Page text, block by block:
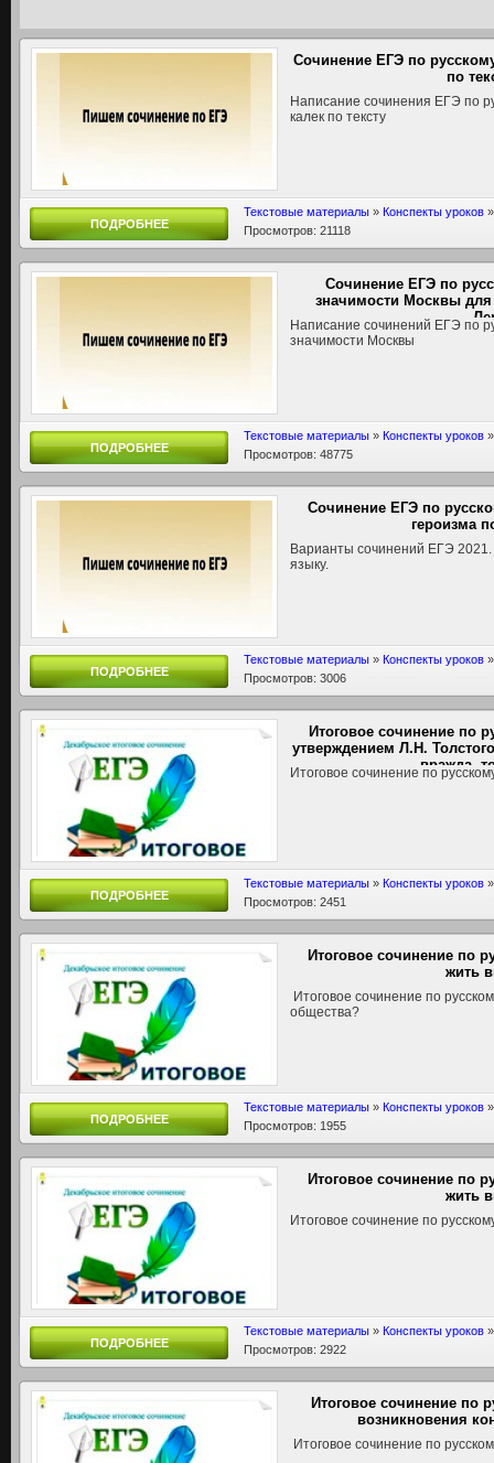
Сочинение ЕГЭ по
по
Написание сочинения ЕГЭ по
калек по тексту
ПОДРОБНЕЕ
Текстовые материалы » Конспекты уроков
Просмотров: 21118
Сочинение ЕГЭ по
значимости Москвы для
Написание сочинений ЕГЭ по
значимости Москвы
ПОДРОБНЕЕ
Текстовые материалы » Конспекты уроков
Просмотров: 48775
Сочинение ЕГЭ по
героизма
Варианты сочинений ЕГЭ
языку.
ПОДРОБНЕЕ
Текстовые материалы » Конспекты уроков
Просмотров: 3006
Итоговое сочинение по
утверждением Л.Н.
вражда,
Итоговое сочинение по
ПОДРОБНЕЕ
Текстовые материалы » Конспекты уроков
Просмотров: 2451
Итоговое сочинение по
жить
Итоговое сочинение по
общества?
ПОДРОБНЕЕ
Текстовые материалы » Конспекты уроков
Просмотров: 1955
Итоговое сочинение по
жить
Итоговое сочинение по
ПОДРОБНЕЕ
Текстовые материалы » Конспекты уроков
Просмотров: 2922
Итоговое сочинение по
возникновения
Итоговое сочинение по